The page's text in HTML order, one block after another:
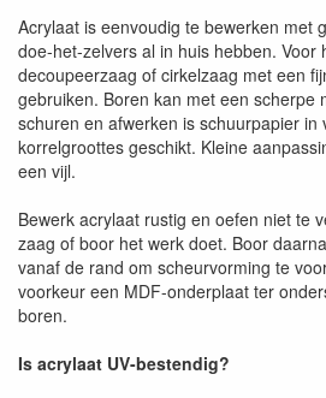
Acrylaat is eenvoudig te bewerken met
doe-het-zelvers al in huis hebben. Voor
decoupeerzaag of cirkelzaag met een
gebruiken. Boren kan met een scherpe
schuren en afwerken is schuurpapier in
korrelgroottes geschikt. Kleine
een vijl.
Bewerk acrylaat rustig en oefen niet te
zaag of boor het werk doet. Boor
vanaf de rand om scheurvorming te
voorkeur een MDF-onderplaat ter
boren.
Is acrylaat UV-bestendig?